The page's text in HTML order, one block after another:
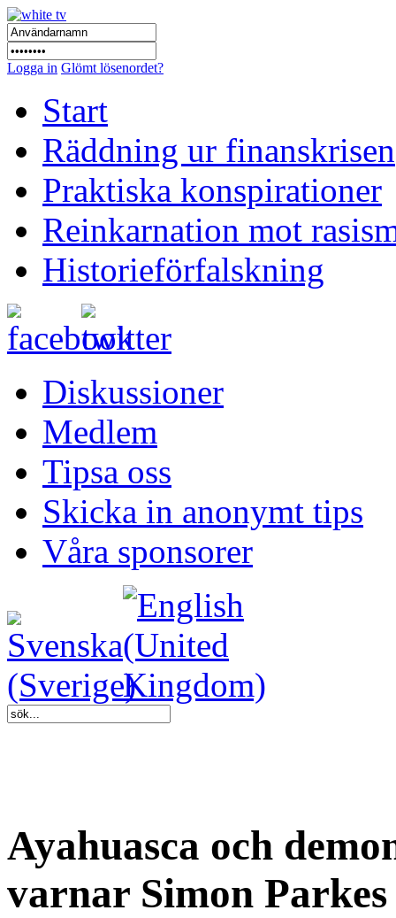
Logga in Glömt lösenordet?
Start
Räddning ur finanskrisen
Praktiska konspirationer
Reinkarnation mot
Historieförfalskning
Diskussioner
Medlem
Tipsa oss
Skicka in anonymt tips
Våra sponsorer
Ayahuasca och
varnar Simon Parkes